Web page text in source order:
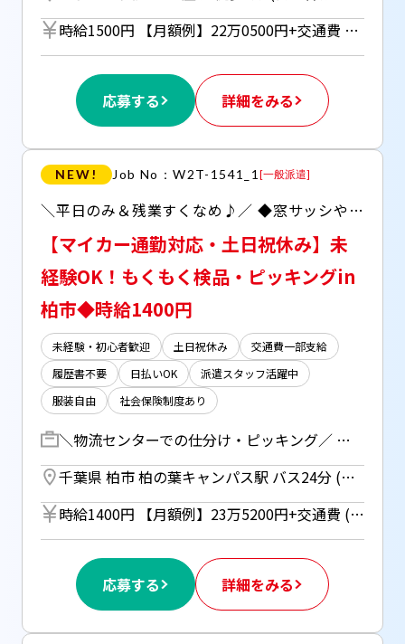
時給1500円 【月額例】22万0500円+交通費 （時給1500円×実働7h×21日の場合） ※月額例は一例であり、保証するものではありません。 ■日払いOK（所定労働時間の80％迄） ■給与は月1回の銀行振込となりますが、「JOBPAY（ジョブペイ）」の利用で就業当日に給料相当額の一部をセブン銀行や三菱UFJ銀行、コンビニ等のATMから受け取る事が可能です！※受取タイミングは自由だから週1回や月2回などの使い方もOK！ ◎『JOBPAY』はマイページにてカード発行手続き完了後より利用可能です♪ ⇒詳しくはお仕事紹介時に担当者までご相談ください
応募する 詳細をみる
NEW! Job No：W2T-1541_1[一般派遣]
＼平日のみ＆残業すくなめ♪／ ◆窓サッシやダンボールなどの入出荷作業 ◆日払い対応（JOBPAYサービス)
【マイカー通勤対応・土日祝休み】未
経験OK！もくもく検品・ピッキングin
柏市◆時給1400円
未経験・初心者歓迎 土日祝休み
交通費一部支給
履歴書不要
日払いOK
派遣スタッフ活躍中
服装自由
社会保険制度あり
＼物流センターでの仕分け・ピッキング／ 窓サッシやダンボールなどの商材の 入出荷作業をおねがいします ・商品の数を数える ・種類ごとの仕分け、検品 ・出荷リストの商品の回収 など ◆通勤ラクラクのマイカー通勤対応 （ガソリン代別途支給、無料駐車場あり） ◆土日祝定休日＆残業すくなめ♪
千葉県 柏市 柏の葉キャンパス駅 バス24分 (つくばエクスプレス) ／ 江戸川台駅 バス22分 (東武アーバンパークライン)
時給1400円 【月額例】23万5200円+交通費 (時給1400円×実働8h×21日の場合) ※月額例は一例であり、保証するものではありません。 ★車・バイク通勤の場合はガソリン代支給（規定あり） ◆週払い（規定あり）利用OK！※ご本人様からお仕事紹介時に申請があった場合のみ適用 （初回2ヵ月間のみ、以降月払い制。マイナンバー＆扶養控除申告書の提出が必要です。）
応募する 詳細をみる